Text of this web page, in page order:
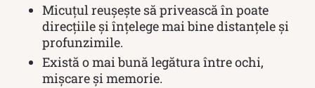
Micuțul reușește să privească în poate
direcțiile și înțelege mai bine distanțele și
profunzimile.
Există o mai bună legătura între ochi,
mișcare și memorie.